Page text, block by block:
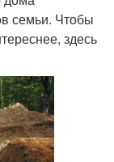
семьи. Чтобы
здесь